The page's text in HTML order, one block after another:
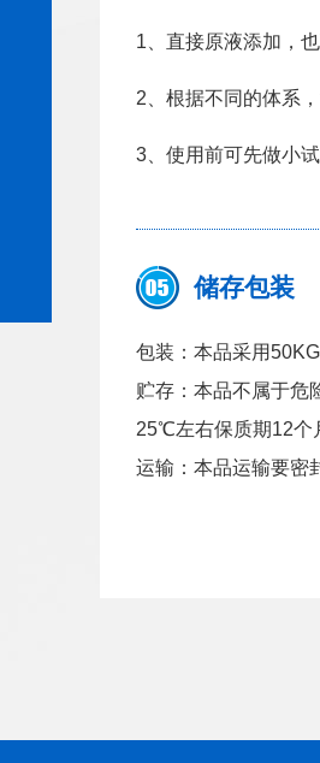
1、直接原液添加，
2、根据不同的体系
3、使用前可先做小
储存包装
包装：本品采用
贮存：本品不属于危
25℃左右保质期12个
运输：本品运输要密